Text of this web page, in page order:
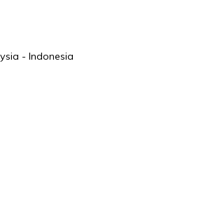
- Indonesia